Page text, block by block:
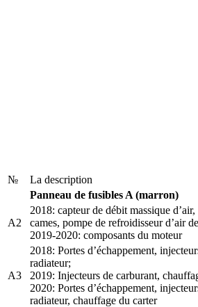
№
La description
Panneau de fusibles A (marron)
A2
2018: capteur de débit massique d’air,
cames, pompe de refroidisseur d’air
2019-2020: composants du moteur
A3
2018: Portes d’échappement,
radiateur;
2019: Injecteurs de carburant,
2020: Portes d’échappement,
radiateur, chauffage du carter